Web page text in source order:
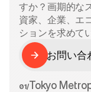
すか？画期的な
資家、企業、エ
ションを求めて
お問い合
01/Tokyo